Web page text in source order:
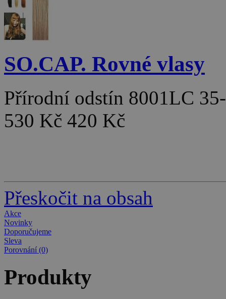
SO.CAP. Rovné vlasy
Přírodní odstín 8001LC
530 Kč 420 Kč
Přeskočit na obsah
Akce
Novinky
Doporučujeme
Sleva
Porovnání (0)
Produkty